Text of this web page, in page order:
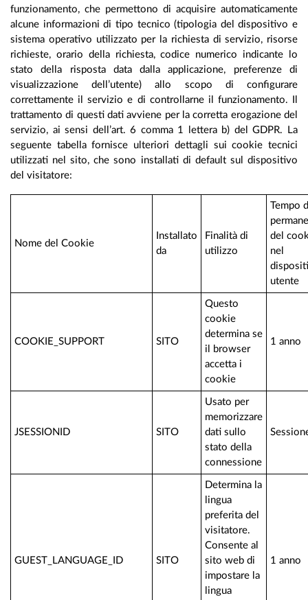
funzionamento, che permettono di acquisire automaticamente
alcune informazioni di tipo tecnico (tipologia del dispositivo e
sistema operativo utilizzato per la richiesta di servizio, risorse
richieste, orario della richiesta, codice numerico indicante lo
stato della risposta data dalla applicazione, preferenze di
visualizzazione dell’utente) allo scopo di configurare
correttamente il servizio e di controllarne il funzionamento. Il
trattamento di questi dati avviene per la corretta erogazione del
servizio, ai sensi dell’art. 6 comma 1 lettera b) del GDPR. La
seguente tabella fornisce ulteriori dettagli sui cookie tecnici
utilizzati nel sito, che sono installati di default sul dispositivo
del visitatore:
Nome del Cookie
Installato
da
Finalità di
utilizzo
Tempo
del
nel
utente
COOKIE_SUPPORT SITO
Questo
cookie
determina se
il browser
accetta i
cookie
1 anno
JSESSIONID SITO
Usato per
memorizzare
dati sullo
stato della
connessione
GUEST_LANGUAGE_ID SITO
Determina la
lingua
preferita del
visitatore.
Consente al
sito web di
impostare la
lingua
1 anno